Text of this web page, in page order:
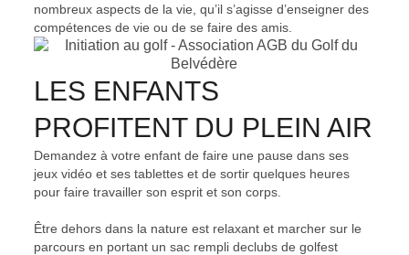
nombreux aspects de la vie, qu’il s’agisse d’enseigner des
compétences de vie ou de se faire des amis.
LES ENFANTS
PROFITENT DU PLEIN AIR
Demandez à votre enfant de faire une pause dans ses
jeux vidéo et ses tablettes et de sortir quelques heures
pour faire travailler son esprit et son corps.
Être dehors dans la nature est relaxant et marcher sur le
parcours en portant un sac rempli declubs de golfest